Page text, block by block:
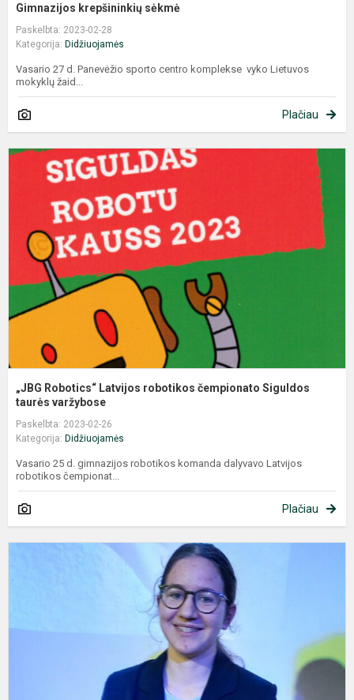
Gimnazijos krepšininkių sėkmė
Paskelbta: 2023-02-28
Kategorija: Didžiuojamės
Vasario 27 d. Panevėžio sporto centro komplekse vyko Lietuvos
mokyklų žaid...
Plačiau
„JBG Robotics“ Latvijos robotikos čempionato Siguldos
taurės varžybose
Paskelbta: 2023-02-26
Kategorija: Didžiuojamės
Vasario 25 d. gimnazijos robotikos komanda dalyvavo Latvijos
robotikos čempionat...
Plačiau